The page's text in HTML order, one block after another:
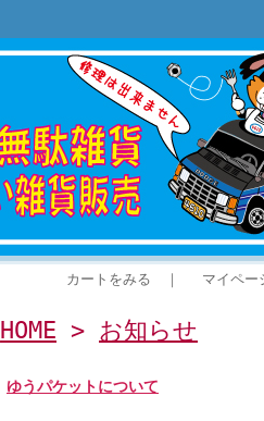
カートをみる ｜ マイペー
HOME > お知らせ
ゆうパケットについて